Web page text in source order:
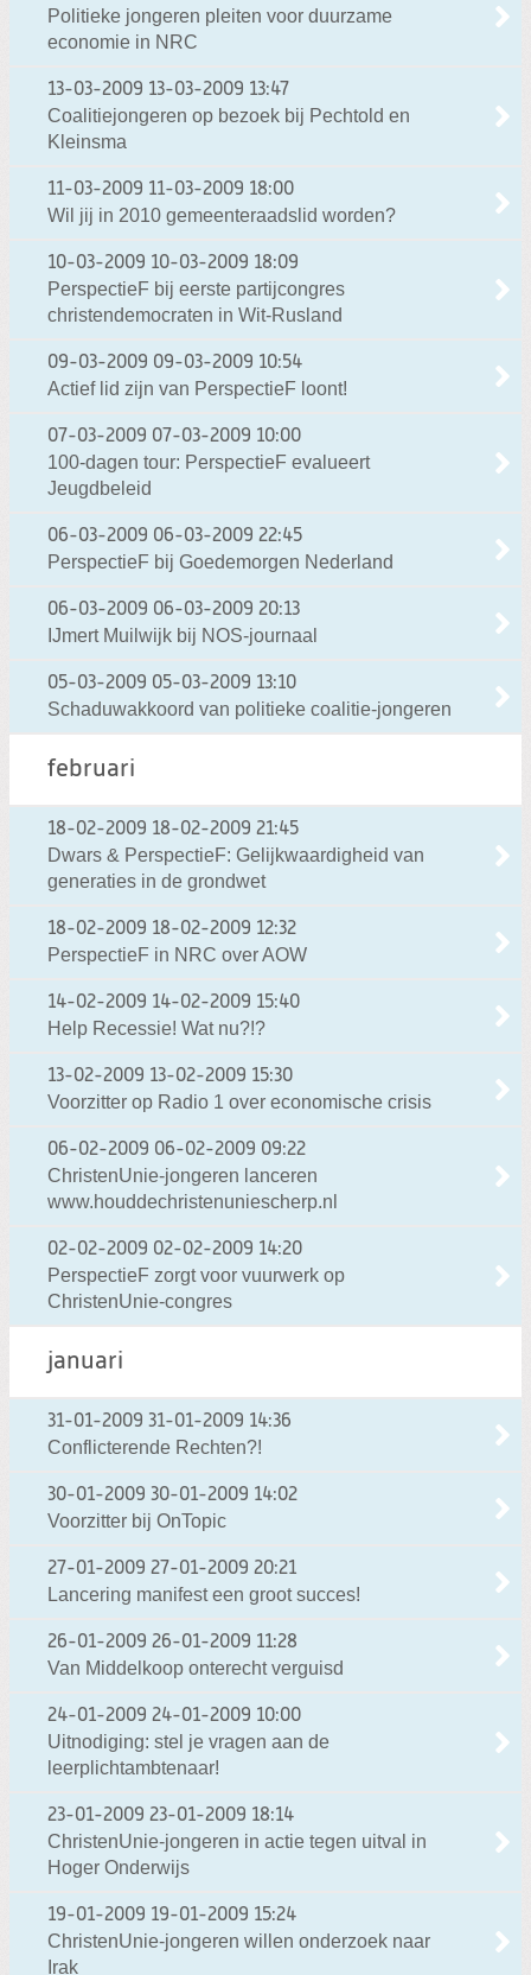
Politieke jongeren pleiten voor duurzame
economie in NRC
13-03-2009 13-03-2009 13:47
Coalitiejongeren op bezoek bij Pechtold en
Kleinsma
11-03-2009 11-03-2009 18:00
Wil jij in 2010 gemeenteraadslid worden?
10-03-2009 10-03-2009 18:09
PerspectieF bij eerste partijcongres
christendemocraten in Wit-Rusland
09-03-2009 09-03-2009 10:54
Actief lid zijn van PerspectieF loont!
07-03-2009 07-03-2009 10:00
100-dagen tour: PerspectieF evalueert
Jeugdbeleid
06-03-2009 06-03-2009 22:45
PerspectieF bij Goedemorgen Nederland
06-03-2009 06-03-2009 20:13
IJmert Muilwijk bij NOS-journaal
05-03-2009 05-03-2009 13:10
Schaduwakkoord van politieke coalitie-jongeren
februari
18-02-2009 18-02-2009 21:45
Dwars & PerspectieF: Gelijkwaardigheid van
generaties in de grondwet
18-02-2009 18-02-2009 12:32
PerspectieF in NRC over AOW
14-02-2009 14-02-2009 15:40
Help Recessie! Wat nu?!?
13-02-2009 13-02-2009 15:30
Voorzitter op Radio 1 over economische crisis
06-02-2009 06-02-2009 09:22
ChristenUnie-jongeren lanceren
www.houddechristenuniescherp.nl
02-02-2009 02-02-2009 14:20
PerspectieF zorgt voor vuurwerk op
ChristenUnie-congres
januari
31-01-2009 31-01-2009 14:36
Conflicterende Rechten?!
30-01-2009 30-01-2009 14:02
Voorzitter bij OnTopic
27-01-2009 27-01-2009 20:21
Lancering manifest een groot succes!
26-01-2009 26-01-2009 11:28
Van Middelkoop onterecht verguisd
24-01-2009 24-01-2009 10:00
Uitnodiging: stel je vragen aan de
leerplichtambtenaar!
23-01-2009 23-01-2009 18:14
ChristenUnie-jongeren in actie tegen uitval in
Hoger Onderwijs
19-01-2009 19-01-2009 15:24
ChristenUnie-jongeren willen onderzoek naar
Irak